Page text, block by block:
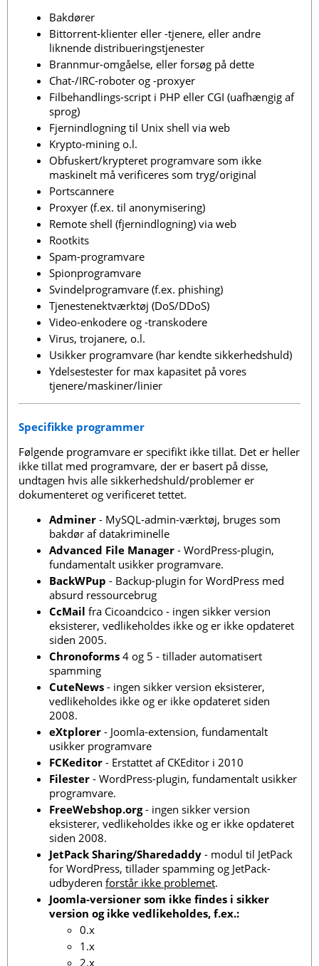
Bakdører
Bittorrent-klienter eller -tjenere, eller andre
liknende distribueringstjenester
Brannmur-omgåelse, eller forsøg på dette
Chat-/IRC-roboter og -proxyer
Filbehandlings-script i PHP eller CGI (uafhængig af
sprog)
Fjernindlogning til Unix shell via web
Krypto-mining o.l.
Obfuskert/krypteret programvare som ikke
maskinelt må verificeres som tryg/original
Portscannere
Proxyer (f.ex. til anonymisering)
Remote shell (fjernindlogning) via web
Rootkits
Spam-programvare
Spionprogramvare
Svindelprogramvare (f.ex. phishing)
Tjenestenektværktøj (DoS/DDoS)
Video-enkodere og -transkodere
Virus, trojanere, o.l.
Usikker programvare (har kendte sikkerhedshuld)
Ydelsestester for max kapasitet på vores
tjenere/maskiner/linier
Specifikke programmer
Følgende programvare er specifikt ikke tillat. Det er heller
ikke tillat med programvare, der er basert på disse,
undtagen hvis alle sikkerhedshuld/problemer er
dokumenteret og verificeret tettet.
Adminer - MySQL-admin-værktøj, bruges som
bakdør af datakriminelle
Advanced File Manager - WordPress-plugin,
fundamentalt usikker programvare.
BackWPup - Backup-plugin for WordPress med
absurd ressourcebrug
CcMail fra Cicoandcico - ingen sikker version
eksisterer, vedlikeholdes ikke og er ikke opdateret
siden 2005.
Chronoforms 4 og 5 - tillader automatisert
spamming
CuteNews - ingen sikker version eksisterer,
vedlikeholdes ikke og er ikke opdateret siden
2008.
eXtplorer - Joomla-extension, fundamentalt
usikker programvare
FCKeditor - Erstattet af CKEditor i 2010
Filester - WordPress-plugin, fundamentalt usikker
programvare.
FreeWebshop.org- ingen sikker version
eksisterer, vedlikeholdes ikke og er ikke opdateret
siden 2008.
JetPack Sharing/Sharedaddy - modul til JetPack
for WordPress, tillader spamming og JetPack-
udbyderen forstår ikke problemet.
Joomla-versioner som ikke findes i sikker
version og ikke vedlikeholdes, f.ex.:
0.x
1.x
2.x